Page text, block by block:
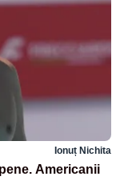
Ionuț Nichita
Americanii